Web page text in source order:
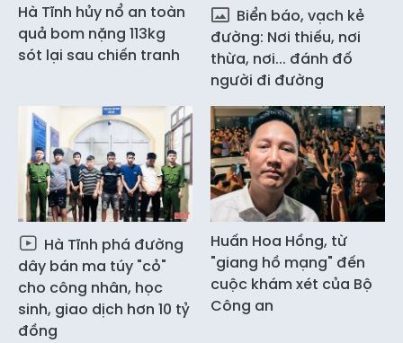
Hà Tĩnh hủy nổ an toàn
quả bom nặng 113kg
sót lại sau chiến tranh
Biển báo, vạch kẻ
đường: Nơi thiếu, nơi
thừa, nơi... đánh đố
người đi đường
Hà Tĩnh phá đường
dây bán ma túy "cỏ"
cho công nhân, học
sinh, giao dịch hơn 10 tỷ
đồng
Huấn Hoa Hồng, từ
"giang hồ mạng" đến
cuộc khám xét của Bộ
Công an